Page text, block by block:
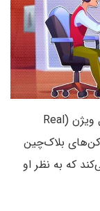
کارشناس اقتصاد کلان و مدیرعامل شرکت ریل ویژن (Real
بلاک‌چین
که به نظر او